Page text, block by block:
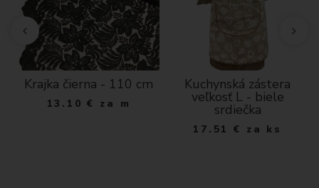
Krajka čierna - 110 cm
13.10 € za m
Kuchynská zástera
veľkosť L - biele
srdiečka
17.51 € za ks